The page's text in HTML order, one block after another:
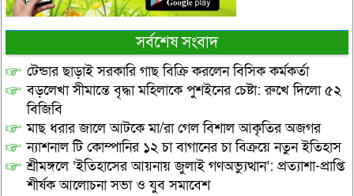
সর্বশেষ সংবাদ
টেন্ডার ছাড়াই সরকারি গাছ বিক্রি করলেন বিসিক কর্মকর্তা
বড়লেখা সীমান্তে বৃদ্ধা মহিলাকে পুশইনের চেষ্টা: রুখে দিলো ৫২
বিজিবি
মাছ ধরার জালে আটকে মা/রা গেল বিশাল আকৃতির অজগর
ন্যাশনাল টি কোম্পানির ১২ চা বাগানের চা বিক্রয়ে নতুন ইতিহাস
শ্রীমঙ্গলে ‘ইতিহাসের আয়নায় জুলাই গণঅভ্যুত্থান’: প্রত্যাশা-প্রাপ্তি
শীর্ষক আলোচনা সভা ও যুব সমাবেশ